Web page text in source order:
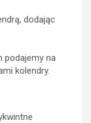
dodając
podajemy na
kolendry.